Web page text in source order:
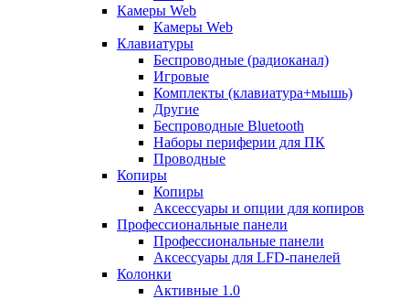
Камеры Web
Камеры Web
Клавиатуры
Беспроводные (радиоканал)
Игровые
Комплекты (клавиатура+мышь)
Другие
Беспроводные Bluetooth
Наборы периферии для ПК
Проводные
Копиры
Копиры
Аксессуары и опции для копиров
Профессиональные панели
Профессиональные панели
Аксессуары для LFD-панелей
Колонки
Активные 1.0